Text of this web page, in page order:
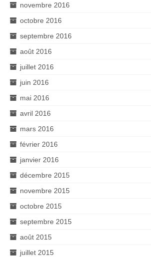
novembre 2016
octobre 2016
septembre 2016
août 2016
juillet 2016
juin 2016
mai 2016
avril 2016
mars 2016
février 2016
janvier 2016
décembre 2015
novembre 2015
octobre 2015
septembre 2015
août 2015
juillet 2015